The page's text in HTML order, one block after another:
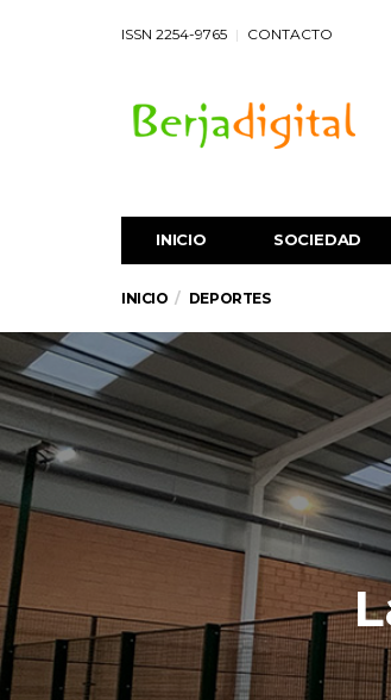
ISSN 2254-9765 CONTACTO
INICIO SOCIEDAD
INICIO DEPORTES